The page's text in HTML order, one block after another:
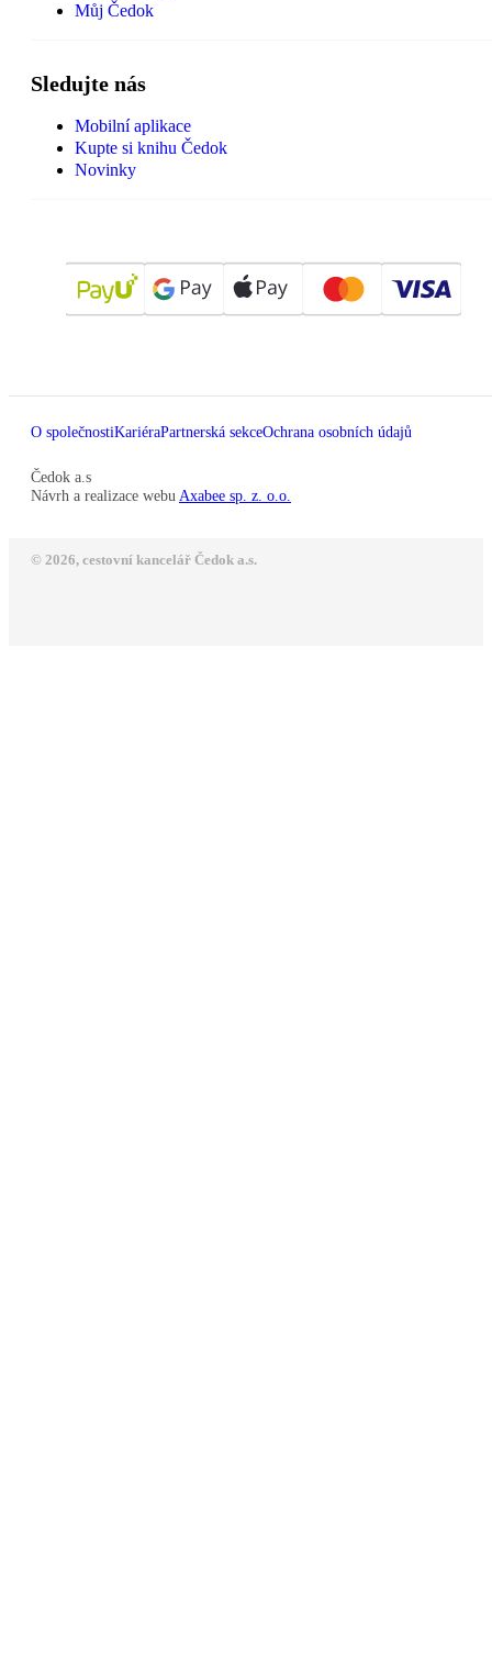
Můj Čedok
Sledujte nás
Mobilní aplikace
Kupte si knihu Čedok
Novinky
O společnostiKariéraPartnerská sekceOchrana osobních údajů
Čedok a.s
Návrh a realizace webu Axabee sp. z. o.o.
© 2026, cestovní kancelář Čedok a.s.